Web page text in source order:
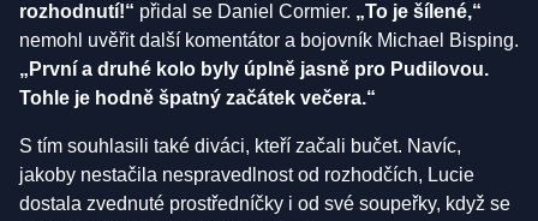
rozhodnutí!“ přidal se Daniel Cormier. „To je šílené,“
nemohl uvěřit další komentátor a bojovník Michael Bisping.
„První a druhé kolo byly úplně jasně pro Pudilovou.
Tohle je hodně špatný začátek večera.“
S tím souhlasili také diváci, kteří začali bučet. Navíc,
jakoby nestačila nespravedlnost od rozhodčích, Lucie
dostala zvednuté prostředníčky i od své soupeřky, když se